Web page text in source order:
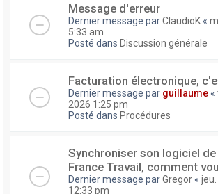
Message d'erreur
Dernier message parClaudioK «
5:33 am
Posté dans Discussion générale
Facturation électronique,
Dernier message par guillaume «
2026 1:25 pm
Posté dans Procédures
Synchroniser son logiciel
France Travail, comment
Dernier message parGregor «
12:33 pm